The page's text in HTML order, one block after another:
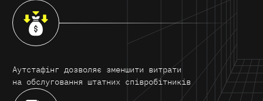
Аутстафінг дозволяє зменшити витрати
на обслуговання штатних співробітників